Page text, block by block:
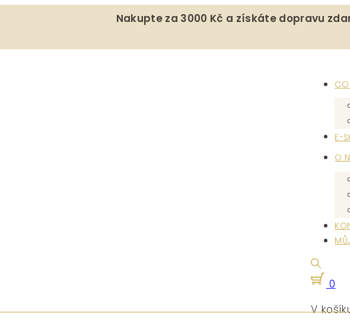
Nakupte za 3000 Kč a získáte dopravu
CO
E-
O
0
V